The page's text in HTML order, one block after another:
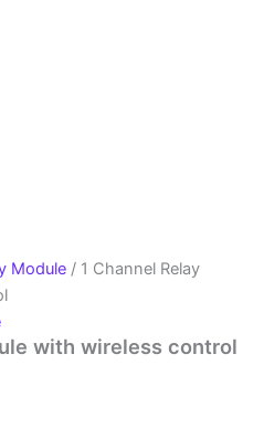
Module / 1 Channel Relay
with wireless control